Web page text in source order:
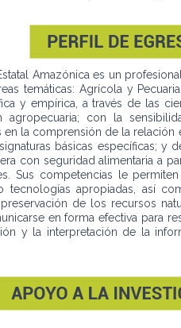
Amazónica es un
temáticas: Agrícola y
y empírica, a través de las
agropecuaria; con la
la comprensión de la
básicas específicas; y
con seguridad alimentaria a
Sus competencias le
tecnologías apropiadas, así
de los recursos
en forma efectiva para
y la interpretación de la